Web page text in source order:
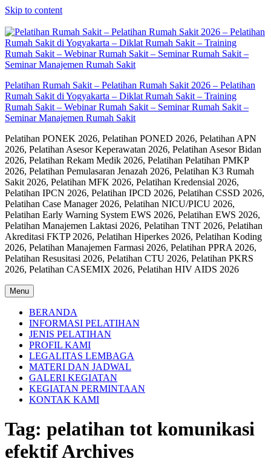
Skip to content
Pelatihan Rumah Sakit – Pelatihan Rumah Sakit 2026 – Pelatihan
Rumah Sakit di Yogyakarta – Diklat Rumah Sakit – Training
Rumah Sakit – Webinar Rumah Sakit – Seminar Rumah Sakit –
Seminar Manajemen Rumah Sakit
Pelatihan PONEK 2026, Pelatihan PONED 2026, Pelatihan APN
2026, Pelatihan Asesor Keperawatan 2026, Pelatihan Asesor Bidan
2026, Pelatihan Rekam Medik 2026, Pelatihan Pelatihan PMKP
2026, Pelatihan Pemulasaran Jenazah 2026, Pelatihan K3 Rumah
Sakit 2026, Pelatihan MFK 2026, Pelatihan Kredensial 2026,
Pelatihan IPCN 2026, Pelatihan IPCD 2026, Pelatihan CSSD 2026,
Pelatihan Case Manager 2026, Pelatihan NICU/PICU 2026,
Pelatihan Early Warning System EWS 2026, Pelatihan EWS 2026,
Pelatihan Manajemen Laktasi 2026, Pelatihan TNT 2026, Pelatihan
Akreditasi FKTP 2026, Pelatihan Hiperkes 2026, Pelatihan Koding
2026, Pelatihan Manajemen Farmasi 2026, Pelatihan PPRA 2026,
Pelatihan Resusitasi 2026, Pelatihan CTU 2026, Pelatihan PKRS
2026, Pelatihan CASEMIX 2026, Pelatihan HIV AIDS 2026
Menu
BERANDA
INFORMASI PELATIHAN
JENIS PELATIHAN
PROFIL KAMI
LEGALITAS LEMBAGA
MATERI DAN JADWAL
GALERI KEGIATAN
KEGIATAN PERMINTAAN
KONTAK KAMI
Tag: pelatihan tot komunikasi
efektif Archives